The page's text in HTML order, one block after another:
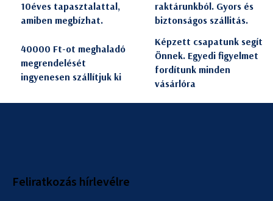
10éves tapasztalattal,
amiben megbízhat.
raktárunkból. Gyors és
biztonságos szállitás.
40000 Ft-ot meghaladó
megrendelését
ingyenesen szállítjuk ki
Képzett csapatunk segít
Önnek. Egyedi figyelmet
fordítunk minden
vásárlóra
Feliratkozás hírlevélre